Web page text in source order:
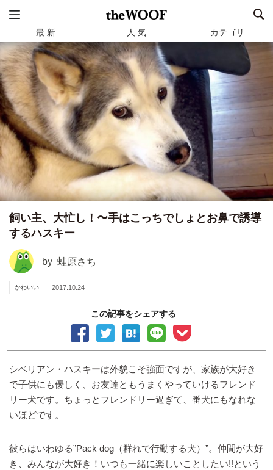
最 新 人 気 カテゴリ
飼い主、大忙し！〜手はこっちでしょとお鼻で誘導
するハスキー
by 蛙原さち
かわいい 2017.10.24
この記事をシェアする
シベリアン・ハスキーは外貌こそ強面ですが、家族が大好き
で子供にも優しく、お友達ともうまくやっていけるフレンド
リー犬です。ちょっとフレンドリー過ぎて、番犬にもなれな
いほどです。
彼らはいわゆる”Pack dog（群れで行動する犬）”。仲間が大好
き、みんなが大好き！いつも一緒に楽しいことしたい!!という